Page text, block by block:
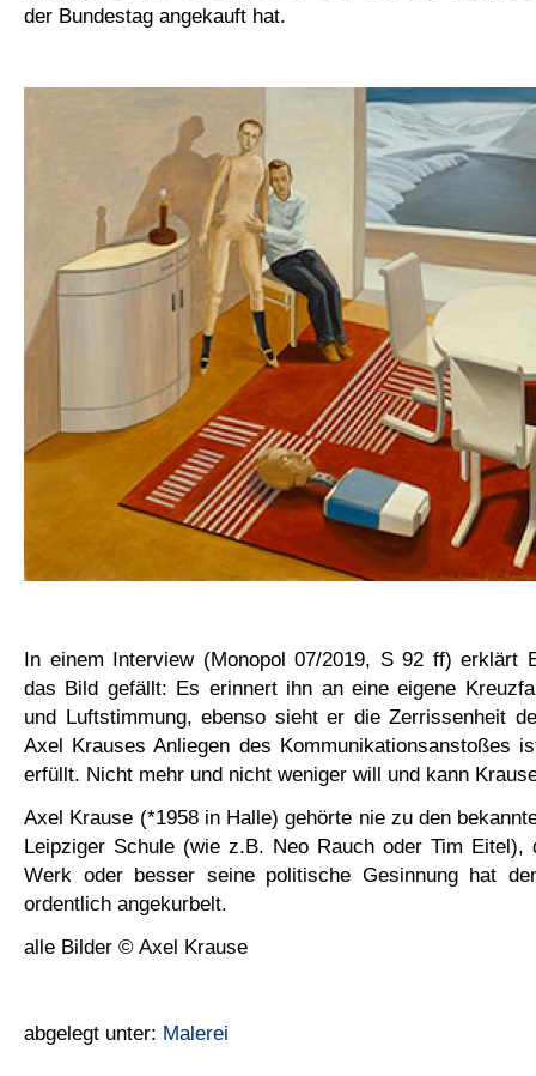
der Bundestag angekauft hat.
In einem Interview (Monopol 07/2019, S 92 ff) erklärt
das Bild gefällt: Es erinnert ihn an eine eigene
und Luftstimmung, ebenso sieht er die Zerrissenheit
Axel Krauses Anliegen des Kommunikationsanstoßes
erfüllt. Nicht mehr und nicht weniger will und kann
Axel Krause (*1958 in Halle) gehörte nie zu den
Leipziger Schule (wie z.B. Neo Rauch oder Tim Eitel),
Werk oder besser seine politische Gesinnung hat
ordentlich angekurbelt.
alle Bilder © Axel Krause
abgelegt unter: Malerei